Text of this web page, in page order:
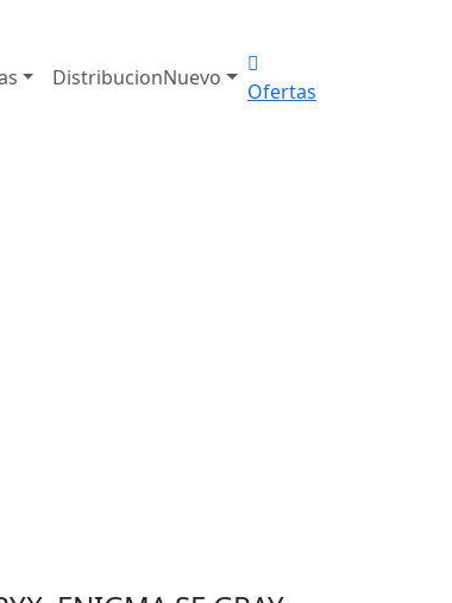
DistribucionNuevo
Ofertas